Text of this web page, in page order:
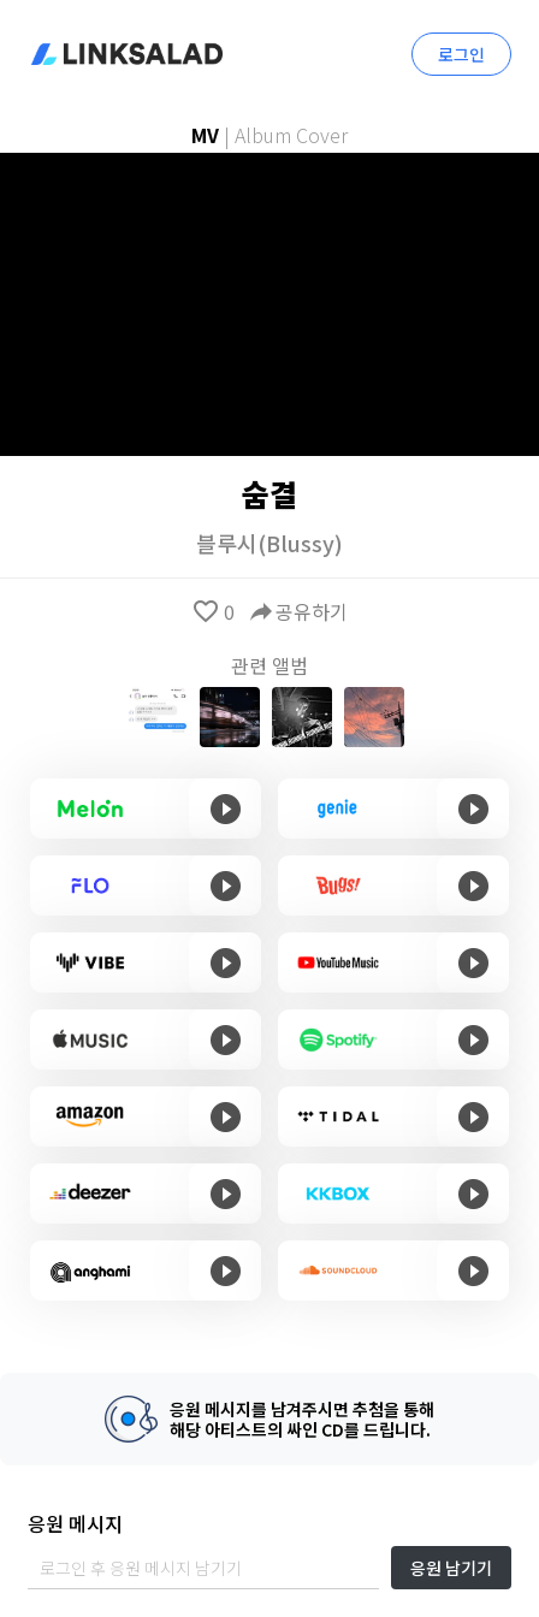
로그인
MV | Album Cover
숨결
블루시(Blussy)
favorite_border 0 reply공유하기
관련 앨범
응원 메시지를 남겨주시면 추첨을 통해
해당 아티스트의 싸인 CD를 드립니다.
응원 메시지
응원 남기기